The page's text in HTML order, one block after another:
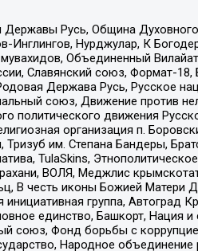
Русь, Община
Нурджулар, К
Объединенный
Славянский союз, Формат-
Держава Русь, Русское
союз, Движение против
политического движения
организация п.
им. Степана Бандеры,
TulaSkins,
ВОЛЯ, Меджлис
В честь иконы Божией Матери
группа, Автоград
единство, Башкорт, Нация
союз, Фонд борьбы с
Народное